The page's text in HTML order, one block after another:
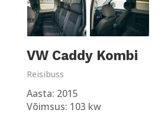
VW Caddy Kombi
Reisibuss
Aasta: 2015
Võimsus: 103 kw